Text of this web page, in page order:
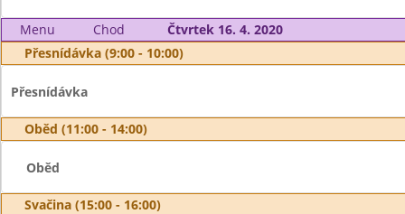
Menu Chod
Čtvrtek 16. 4. 2020
Přesnídávka (9:00 - 10:00)
Přesnídávka
Oběd (11:00 - 14:00)
Oběd
Svačina (15:00 - 16:00)